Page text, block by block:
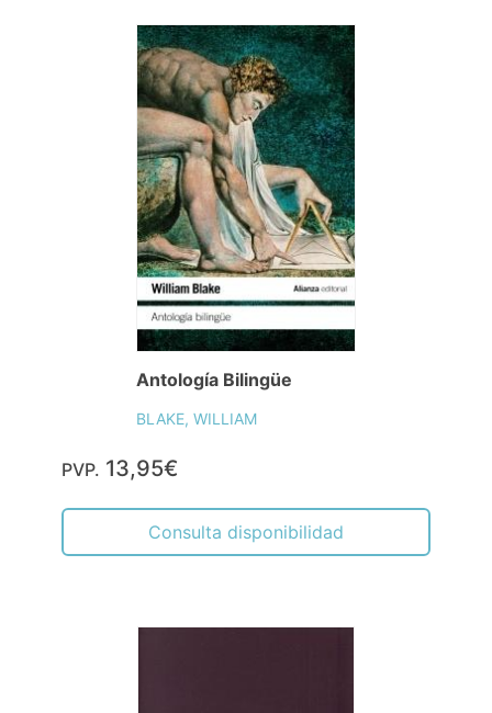
Antología Bilingüe
BLAKE, WILLIAM
PVP. 13,95€
Consulta disponibilidad